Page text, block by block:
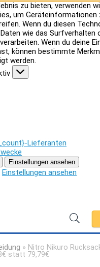
zu bieten, verwenden
um Geräteinformationen
Wenn du diesen
wie das Surfverhalten
Wenn du deine
können bestimmte
werden.
Lieferanten
Einstellungen ansehen
Einstellungen ansehen
» Nitro Nikuro
statt 79,79€